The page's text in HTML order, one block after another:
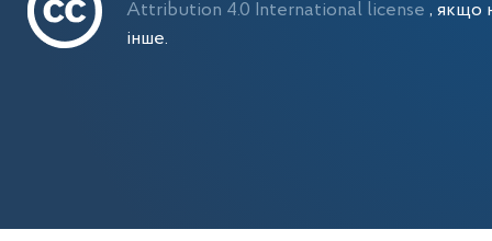
Attribution 4.0 International license , якщо
інше.